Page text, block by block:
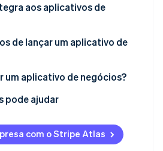
está construindo a infraestrutura
principal
sobre seus recursos
e cronograma
aos aplicativos de
aceitam pagamentos
em assinatura
exigem segurança
planejam se expandir
para aplicativos de
de lançar um aplicativo de
de usuários
de dados
um aplicativo de negócios?
ou parceiros
pode ajudar
Atlas
e operar financeiramente
com o Stripe Atlas